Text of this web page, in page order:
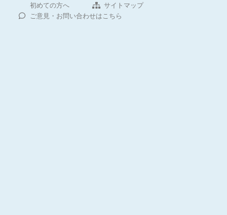
初めての方へ
サイトマップ
ご意見・お問い合わせはこちら